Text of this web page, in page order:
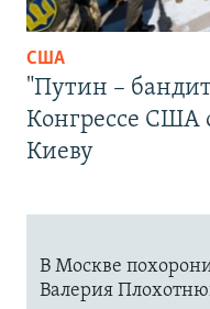
США
"Путин –
Конгрессе США
Киеву